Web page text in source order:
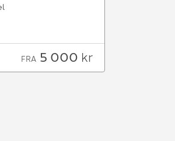
FRA 5 000 kr